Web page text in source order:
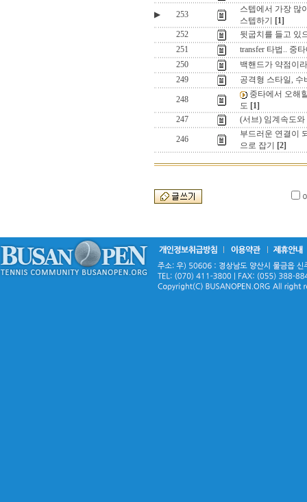
▶ 253
스텝에서 가장 많
스텝하기
[1]
252
뒷굽치를 들고 있
251
transfer 타법.. 중
250
백핸드가 약점이
249
공격형 스타일,
248
중타에서 오해
도 [1]
247
(서브) 임계속도
246
부드러운 연결이
으로 잡기
[2]